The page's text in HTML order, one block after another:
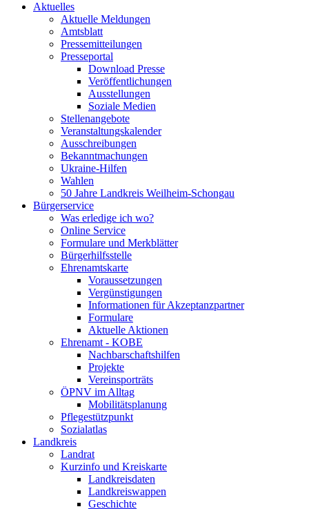
Aktuelles
Aktuelle Meldungen
Amtsblatt
Pressemitteilungen
Presseportal
Download Presse
Veröffentlichungen
Ausstellungen
Soziale Medien
Stellenangebote
Veranstaltungskalender
Ausschreibungen
Bekanntmachungen
Ukraine-Hilfen
Wahlen
50 Jahre Landkreis Weilheim-Schongau
Bürgerservice
Was erledige ich wo?
Online Service
Formulare und Merkblätter
Bürgerhilfsstelle
Ehrenamtskarte
Voraussetzungen
Vergünstigungen
Informationen für Akzeptanzpartner
Formulare
Aktuelle Aktionen
Ehrenamt - KOBE
Nachbarschaftshilfen
Projekte
Vereinsporträts
ÖPNV im Alltag
Mobilitätsplanung
Pflegestützpunkt
Sozialatlas
Landkreis
Landrat
Kurzinfo und Kreiskarte
Landkreisdaten
Landkreiswappen
Geschichte